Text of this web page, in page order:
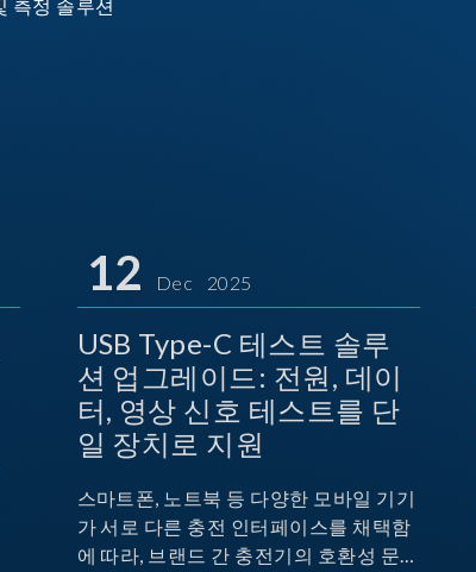
측정 솔루션
12 Dec 2025
USB Type-C 테스트 솔루
션 업그레이드: 전원, 데이
터, 영상 신호 테스트를 단
일 장치로 지원
스마트폰, 노트북 등 다양한 모바일 기기
가 서로 다른 충전 인터페이스를 채택함
에 따라, 브랜드 간 충전기의 호환성 문제